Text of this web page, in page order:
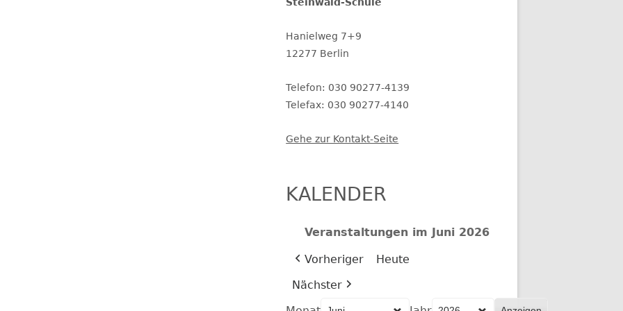
Hanielweg 7+9
12277 Berlin
Telefon: 030 90277-4139
Telefax: 030 90277-4140
Gehe zur Kontakt-Seite
KALENDER
Veranstaltungen im Juni 2026
Vorheriger
Heute
Nächster